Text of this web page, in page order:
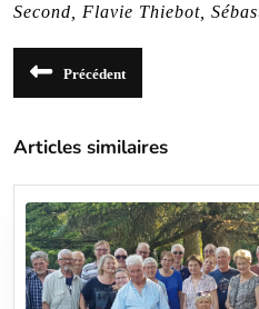
Second, Flavie Thiebot,
Navigation
de
Précédent
précédent
Articles similaires